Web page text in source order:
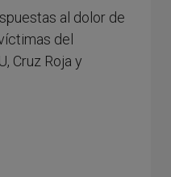
al dolor de
del
Cruz Roja y